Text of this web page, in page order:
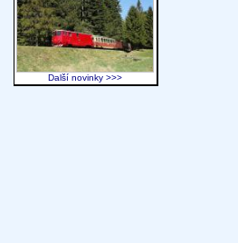
Další novinky >>>